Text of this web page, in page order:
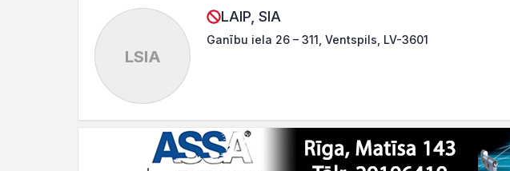
LSIA
LAIP, SIA
Ganību iela 26 – 311, Ventspils, LV-3601